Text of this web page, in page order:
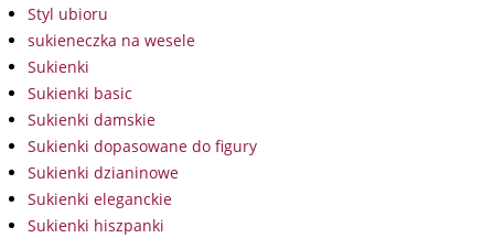
Styl ubioru
sukieneczka na wesele
Sukienki
Sukienki basic
Sukienki damskie
Sukienki dopasowane do figury
Sukienki dzianinowe
Sukienki eleganckie
Sukienki hiszpanki